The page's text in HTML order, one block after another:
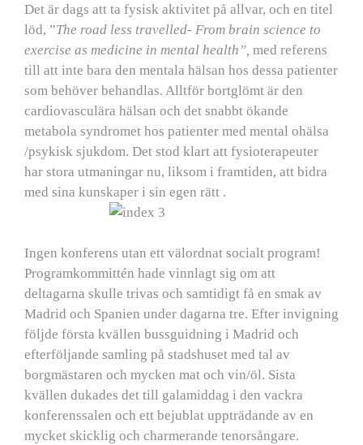
Det är dags att ta fysisk aktivitet på allvar, och en titel
löd, ”The road less travelled- From brain science to
exercise as medicine in mental health”, med referens
till att inte bara den mentala hälsan hos dessa patienter
som behöver behandlas. Alltför bortglömt är den
cardiovasculära hälsan och det snabbt ökande
metabola syndromet hos patienter med mental ohälsa
/psykisk sjukdom. Det stod klart att fysioterapeuter
har stora utmaningar nu, liksom i framtiden, att bidra
med sina kunskaper i sin egen rätt .
Ingen konferens utan ett välordnat socialt program!
Programkommittén hade vinnlagt sig om att
deltagarna skulle trivas och samtidigt få en smak av
Madrid och Spanien under dagarna tre. Efter invigning
följde första kvällen bussguidning i Madrid och
efterföljande samling på stadshuset med tal av
borgmästaren och mycken mat och vin/öl. Sista
kvällen dukades det till galamiddag i den vackra
konferenssalen och ett bejublat uppträdande av en
mycket skicklig och charmerande tenorsångare.